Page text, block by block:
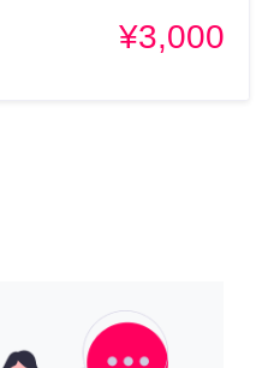
¥3,000